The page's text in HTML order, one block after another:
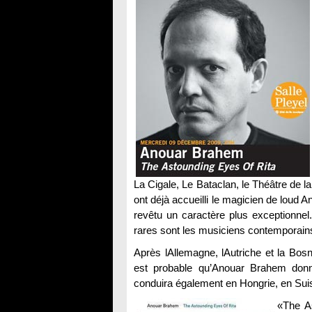
La Cigale, Le Bataclan, le Théâtre de
ont déjà accueilli le magicien de loud
revêtu un caractère plus
rares sont les musiciens
Après lAllemagne, lAutriche et la
est probable qu’Anouar Brahem
conduira également en Hongrie, en
«The